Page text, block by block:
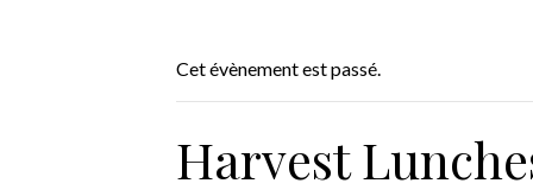
Cet évènement est passé.
Harvest